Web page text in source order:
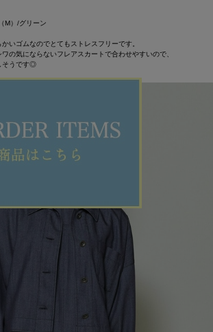
M）/グリーン
いゴムなのでとてもストレスフリーです。
にならないフレアスカートで合わせやすいので、
うです◎